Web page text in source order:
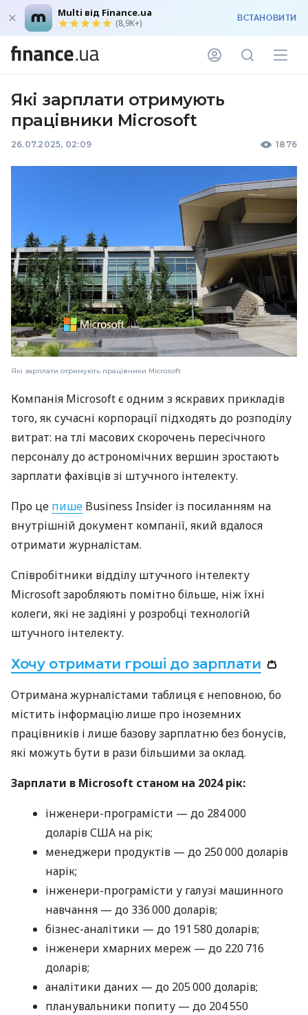
Multi від Finance.ua
(8,9K+) ВСТАНОВИТИ
Які зарплати отримують
працівники Microsoft
26.07.2025, 02:09 1876
Які зарплати отримують працівники Microsoft
Компанія Microsoft є одним з яскравих прикладів
того, як сучасні корпорації підходять до розподілу
витрат: на тлі масових скорочень пересічного
персоналу до астрономічних вершин зростають
зарплати фахівців зі штучного інтелекту.
Про це пише Business Insider із посиланням на
внутрішній документ компанії, який вдалося
отримати журналістам.
Співробітники відділу штучного інтелекту
Microsoft заробляють помітно більше, ніж їхні
колеги, які не задіяні у розробці технологій
штучного інтелекту.
Хочу отримати гроші до зарплати 👛
Отримана журналістами таблиця є неповною, бо
містить інформацію лише про іноземних
працівників і лише базову зарплатню без бонусів,
які можуть бути в рази більшими за оклад.
Зарплати в Microsoft станом на 2024 рік:
інженери-програмісти — до 284 000
доларів США на рік;
менеджери продуктів — до 250 000 доларів
нарік;
інженери-програмісти у галузі машинного
навчання — до 336 000 доларів;
бізнес-аналітики — до 191 580 доларів;
інженери хмарних мереж — до 220 716
доларів;
аналітики даних — до 205 000 доларів;
планувальники попиту — до 204 550